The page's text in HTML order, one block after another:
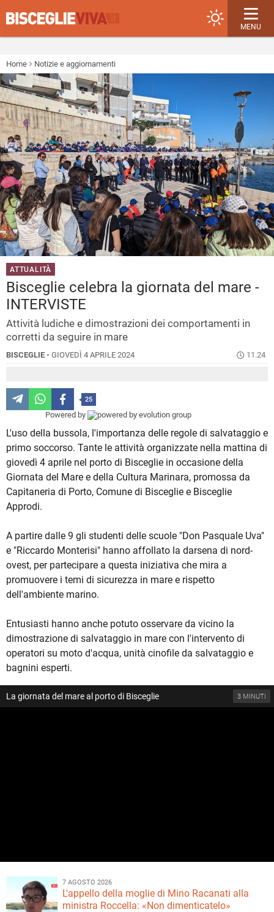
MENU
Home Notizie e aggiornamenti
ATTUALITÀ
Bisceglie celebra la giornata del mare -
INTERVISTE
Attività ludiche e dimostrazioni dei comportamenti in
corretti da seguire in mare
BISCEGLIE - GIOVEDÌ 4 APRILE 2024 11.24
25
Powered by
L'uso della bussola, l'importanza delle regole di salvataggio e
primo soccorso. Tante le attività organizzate nella mattina di
giovedì 4 aprile nel porto di Bisceglie in occasione della
Giornata del Mare e della Cultura Marinara, promossa da
Capitaneria di Porto, Comune di Bisceglie e Bisceglie
Approdi.
A partire dalle 9 gli studenti delle scuole "Don Pasquale Uva"
e "Riccardo Monterisi" hanno affollato la darsena di nord-
ovest, per partecipare a questa iniziativa che mira a
promuovere i temi di sicurezza in mare e rispetto
dell'ambiente marino.
Entusiasti hanno anche potuto osservare da vicino la
dimostrazione di salvataggio in mare con l'intervento di
operatori su moto d'acqua, unità cinofile da salvataggio e
bagnini esperti.
3 MINUTI
La giornata del mare al porto di Bisceglie
7 AGOSTO 2026
L'appello della moglie di Mino Racanati alla
ministra Roccella: «Non dimenticatelo»